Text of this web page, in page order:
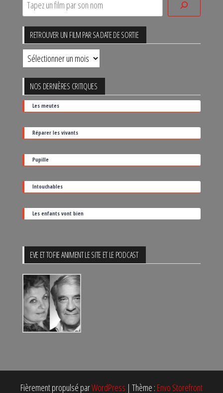
RETROUVER UN FILM PAR SA DATE DE SORTIE
Retrouver
un
film
par
sa
date
de
sortie
NOS DERNIÈRES CRITIQUES
Les meutes
Réparer les vivants
Pupille
Intouchables
Les enfants vont bien
EVE ET TOFIE ANIMENT LE SITE ET LE PODCAST
Fièrement propulsé parWordPress | Thème : Envo Storefront